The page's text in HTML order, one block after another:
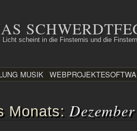
Licht scheint in die Finsternis und die
MUSIK WEBPROJEKTE
Monats: